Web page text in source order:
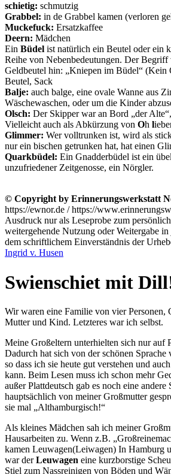
schietig: schmutzig
Grabbel: in de Grabbel kamen (verloren
Muckefuck: Ersatzkaffee
Deern: Mädchen
Ein Büdel ist natürlich ein Beutel oder ein
Reihe von Nebenbedeutungen. Der
Geldbeutel hin:
Kniepen im Büdel (Kein
Beutel, Sack
Balje: auch balge, eine ovale Wanne aus
Wäschewaschen, oder um die Kinder
Olsch: Der Skipper war an Bord der Alte
Vielleicht auch als Abkürzung von Oh l
Glimmer: Wer volltrunken ist, wird als
nur ein bischen getrunken hat, hat einen
Quarkbüdel: Ein Gnadderbüdel ist ein
unzufriedener Zeitgenosse, ein Nörgler.
© Copyright by Erinnerungswerkstatt
https://ewnor.de / https://
Ausdruck nur als Leseprobe zum
weitergehende Nutzung oder Weitergabe
dem schriftlichem Einverständnis der
Ingrid v. Husen
Swienschiet mit
Wir waren eine Familie von vier Personen,
Mutter und Kind. Letzteres war ich selbst.
Meine Großeltern unterhielten sich nur auf
Dadurch hat sich von der schönen Sprache
so dass ich sie heute gut verstehen und
kann. Beim Lesen muss ich schon mehr
außer Plattdeutsch gab es noch eine andere
hauptsächlich von meiner Großmutter
sie mal
Althamburgisch!
Als kleines Mädchen sah ich meiner
Hausarbeiten zu. Wenn z.B.
kamen Leuwagen(Leiwagen) In Hamburg
war derLeuwagen eine kurzborstige
Stiel zum Nassreinigen von Böden und